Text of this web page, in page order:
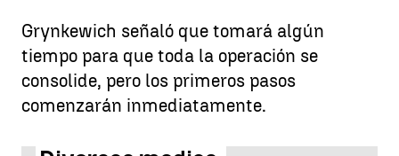
Grynkewich señaló que tomará algún
tiempo para que toda la operación se
consolide, pero los primeros pasos
comenzarán inmediatamente.